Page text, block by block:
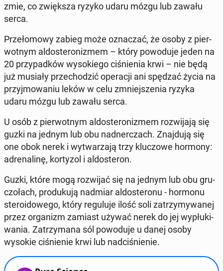
zmie, co zwięk­sza ryzyko udaru mózgu lub zawału
serca.
Prze­ło­mo­wy zabieg może ozna­czać, że osoby z pier­
wot­nym al­do­ste­ro­ni­zmem – który po­wo­du­je jeden na
20 przy­pad­ków wy­so­kie­go ci­śnie­nia krwi – nie będą
już musiały prze­cho­dzić ope­ra­cji ani spędzać życia na
przyj­mo­wa­niu leków w celu zmniej­sze­nia ryzyka
udaru mózgu lub zawału serca.
U osób z pier­wot­nym al­do­ste­ro­ni­zmem roz­wi­ja­ją się
guzki na jednym lub obu nad­ner­czach. Znaj­du­ją się
one obok nerek i wy­twa­rza­ją trzy klu­czo­we hormony:
ad­re­na­li­nę, kor­ty­zol i al­do­ste­ron.
Guzki, które mogą roz­wi­jać się na jednym lub obu gru­
czo­łach, pro­du­ku­ją nadmiar al­do­ste­ro­nu - hormonu
ste­ro­ido­we­go, który re­gu­lu­je ilość soli za­trzy­my­wa­nej
przez or­ga­nizm zamiast używać nerek do jej wy­płu­ki­
wa­nia. Za­trzy­ma­na sól po­wo­du­je u danej osoby
wysokie ci­śnie­nie krwi lub nad­ci­śnie­nie.